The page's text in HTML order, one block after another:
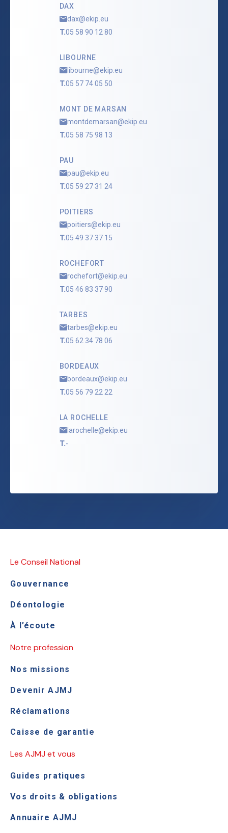
DAX
dax@ekip.eu
T.05 58 90 12 80
LIBOURNE
libourne@ekip.eu
T.05 57 74 05 50
MONT DE MARSAN
montdemarsan@ekip.eu
T.05 58 75 98 13
PAU
pau@ekip.eu
T.05 59 27 31 24
POITIERS
poitiers@ekip.eu
T.05 49 37 37 15
ROCHEFORT
rochefort@ekip.eu
T.05 46 83 37 90
TARBES
tarbes@ekip.eu
T.05 62 34 78 06
BORDEAUX
bordeaux@ekip.eu
T.05 56 79 22 22
LA ROCHELLE
larochelle@ekip.eu
T.-
Le Conseil National
Gouvernance
Déontologie
À l’écoute
Notre profession
Nos missions
Devenir AJMJ
Réclamations
Caisse de garantie
Les AJMJ et vous
Guides pratiques
Vos droits & obligations
Annuaire AJMJ